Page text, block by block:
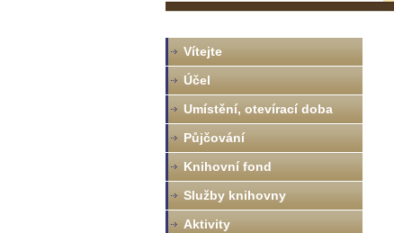
Vítejte
Účel
Umístění, otevírací doba
Půjčování
Knihovní fond
Služby knihovny
Aktivity